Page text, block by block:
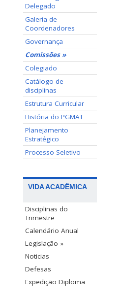
Delegado
Galeria de
Coordenadores
Governança
Comissões »
Colegiado
Catálogo de
disciplinas
Estrutura Curricular
História do PGMAT
Planejamento
Estratégico
Processo Seletivo
VIDA ACADÊMICA
Disciplinas do
Trimestre
Calendário Anual
Legislação »
Noticias
Defesas
Expedição Diploma